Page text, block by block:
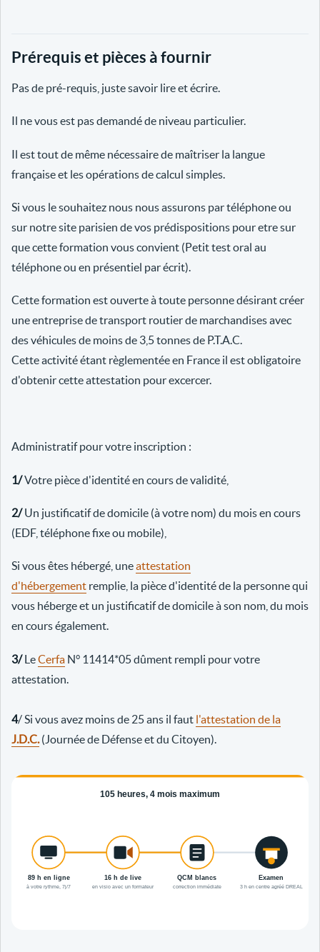
Prérequis et pièces à fournir
Pas de pré-requis, juste savoir lire et écrire.
Il ne vous est pas demandé de niveau particulier.
Il est tout de même nécessaire de maîtriser la langue
française et les opérations de calcul simples.
Si vous le souhaitez nous nous assurons par téléphone ou
sur notre site parisien de vos prédispositions pour etre sur
que cette formation vous convient (Petit test oral au
téléphone ou en présentiel par écrit).
Cette formation est ouverte à toute personne désirant créer
une entreprise de transport routier de marchandises avec
des véhicules de moins de 3,5 tonnes de P.T.A.C.
Cette activité étant règlementée en France il est obligatoire
d'obtenir cette attestation pour excercer.
Administratif pour votre inscription :
1/Votre pièce d'identité en cours de validité,
2/Un justificatif de domicile (à votre nom) du mois en cours
(EDF, téléphone fixe ou mobile),
Si vous êtes hébergé, uneattestation
d'hébergement remplie, la pièce d'identité de la personne qui
vous héberge et un justificatif de domicile à son nom, du mois
en cours également.
3/LeCerfa N° 11414*05 dûment rempli pour votre
attestation.
4/ Si vous avez moins de 25 ans il faut l'attestation de la
J.D.C.(Journée de Défense et du Citoyen).